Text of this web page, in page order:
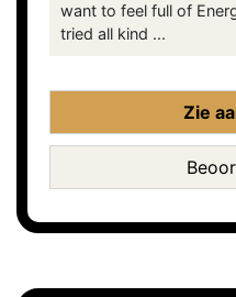
want to feel full of
tried all kind ...
Zie